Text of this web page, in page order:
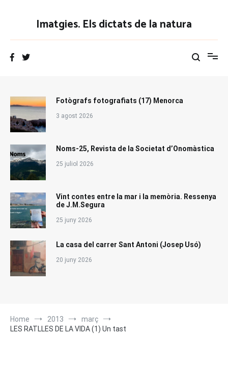
Imatgies. Els dictats de la natura
Fotògrafs fotografiats (17) Menorca
3 agost 2026
Noms-25, Revista de la Societat d’Onomàstica
25 juliol 2026
Vint contes entre la mar i la memòria. Ressenya
de J.M.Segura
25 juny 2026
La casa del carrer Sant Antoni (Josep Usó)
20 juny 2026
Home 2013
març
LES RATLLES DE LA VIDA (1) Un tast